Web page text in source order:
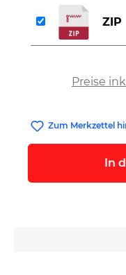
Preise
ZIP
Zum Merkzettel
In